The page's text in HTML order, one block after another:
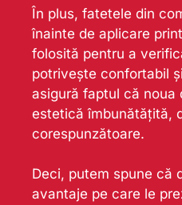
În plus, fatetele din
înainte de aplicare
folosită pentru a
potrivește confortabil
asigură faptul că noua
estetică îmbunătățită,
corespunzătoare.
Deci, putem spune că
avantaje pe care le